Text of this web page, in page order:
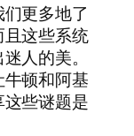
更多地了
这些系统
人的美。
顿和阿基
些谜题是